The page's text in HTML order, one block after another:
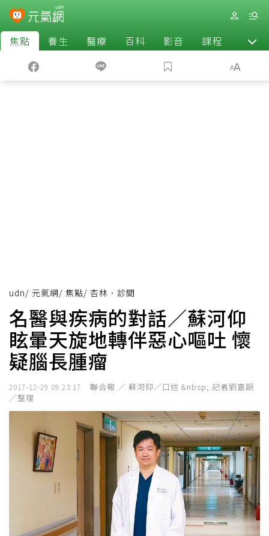
焦點 養生 醫療 百科 影音 課程 退休
udn/ 元氣網/ 焦點/ 杏林．診間
名醫與疾病的對話／蘇河仰
眩暈天旋地轉伴惡心嘔吐 懷
疑腦長腫瘤
2017-12-29 09:23:17
聯合報 ／ 蘇河仰／口述 &nbsp; 記者劉嘉韻
／整理